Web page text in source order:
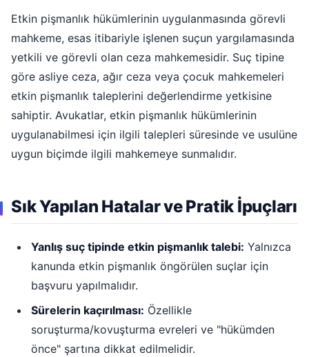
Etkin pişmanlık hükümlerinin uygulanmasında görevli
mahkeme, esas itibariyle işlenen suçun yargılamasında
yetkili ve görevli olan ceza mahkemesidir. Suç tipine
göre asliye ceza, ağır ceza veya çocuk mahkemeleri
etkin pişmanlık taleplerini değerlendirme yetkisine
sahiptir. Avukatlar, etkin pişmanlık hükümlerinin
uygulanabilmesi için ilgili talepleri süresinde ve usulüne
uygun biçimde ilgili mahkemeye sunmalıdır.
Sık Yapılan Hatalar ve Pratik İpuçları
Yanlış suç tipinde etkin pişmanlık talebi: Yalnızca
kanunda etkin pişmanlık öngörülen suçlar için
başvuru yapılmalıdır.
Sürelerin kaçırılması: Özellikle
soruşturma/kovuşturma evreleri ve "hükümden
önce" şartına dikkat edilmelidir.